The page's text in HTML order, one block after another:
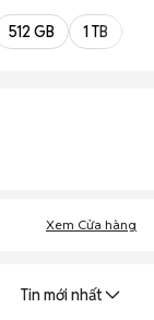
512 GB 1 TB
Xem Cửa hàng
Tin mới nhất